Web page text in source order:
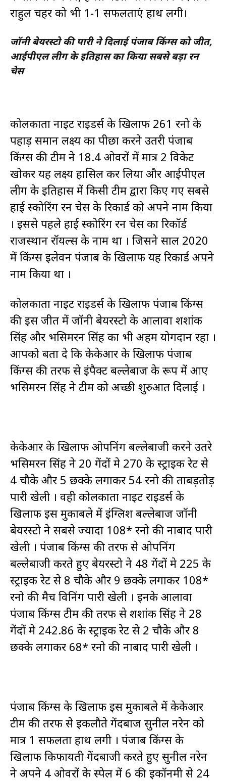
राहुल चहर को भी 1-1 सफलताएं हाथ लगी।
जॉनी बेयरस्टो की पारी ने दिलाई पंजाब किंग्स को जीत,
आईपीएल लीग के इतिहास का किया सबसे बड़ा रन
चेस
कोलकाता नाइट राइडर्स के खिलाफ 261 रनो के
पहाड़ समान लक्ष्य का पीछा करने उतरी पंजाब
किंग्स की टीम ने 18.4 ओवरों में मात्र 2 विकेट
खोकर यह लक्ष्य हासिल कर लिया और आईपीएल
लीग के इतिहास में किसी टीम द्वारा किए गए सबसे
हाई स्कोरिंग रन चेस के रिकार्ड को अपने नाम किया
। इससे पहले हाई स्कोरिंग रन चेस का रिकॉर्ड
राजस्थान रॉयल्स के नाम था । जिसने साल 2020
में किंग्स इलेवन पंजाब के खिलाफ यह रिकार्ड अपने
नाम किया था ।
कोलकाता नाइट राइडर्स के खिलाफ पंजाब किंग्स
की इस जीत में जॉनी बेयरस्टो के आलावा शशांक
सिंह और प्रभसिमरन सिंह का भी अहम योगदान रहा ।
आपको बता दे कि केकेआर के खिलाफ पंजाब
किंग्स की तरफ से इंपैक्ट बल्लेबाज के रूप में आए
प्रभसिमरन सिंह ने टीम को अच्छी शुरुआत दिलाई ।
केकेआर के खिलाफ ओपनिंग बल्लेबाजी करने उतरे
प्रभसिमरन सिंह ने 20 गेंदों मे 270 के स्ट्राइक रेट से
4 चौके और 5 छक्के लगाकर 54 रनो की ताबड़तोड़
पारी खेली । वही कोलकाता नाइट राइडर्स के
खिलाफ इस मुकाबले में इंग्लिश बल्लेबाज जॉनी
बेयरस्टो ने सबसे ज्यादा 108* रनो की नाबाद पारी
खेली । पंजाब किंग्स की तरफ से ओपनिंग
बल्लेबाजी करते हुए बेयरस्टो ने 48 गेंदों मे 225 के
स्ट्राइक रेट से 8 चौके और 9 छक्के लगाकर 108*
रनो की मैच विनिंग पारी खेली । इनके आलावा
पंजाब किंग्स टीम की तरफ से शशांक सिंह ने 28
गेंदों मे 242.86 के स्ट्राइक रेट से 2 चौके और 8
छक्के लगाकर 68* रनो की नाबाद पारी खेली ।
पंजाब किंग्स के खिलाफ इस मुकाबले में केकेआर
टीम की तरफ से इकलौते गेंदबाज सुनील नरेन को
मात्र 1 सफलता हाथ लगी । पंजाब किंग्स के
खिलाफ किफायती गेंदबाजी करते हुए सुनील नरेन
ने अपने 4 ओवरों के स्पेल में 6 की इकॉनमी से 24